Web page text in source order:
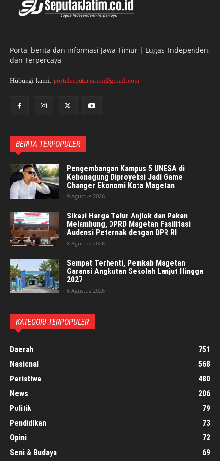
Portal berita dan informasi Jawa Timur | Lugas, Independen,
dan Terpercaya
Hubungi kami: portalseputarjatim@gmail.com
BERITA TERPOPULER
Pengembangan Kampus 5 UNESA di
Kebonagung Diproyeksi Jadi Game
Changer Ekonomi Kota Magetan
9 Agustus 2026
Sikapi Harga Telur Anjlok dan Pakan
Melambung, DPRD Magetan Fasilitasi
Audensi Peternak dengan DPR RI
8 Agustus 2026
Sempat Terhenti, Pemkab Magetan
Garansi Angkutan Sekolah Lanjut Hingga
2027
6 Agustus 2026
KATEGORI TERPOPULER
Daerah
751
Nasional
568
Peristiwa
480
News
206
Politik
79
Pendidikan
73
Opini
72
Seni & Budaya
69